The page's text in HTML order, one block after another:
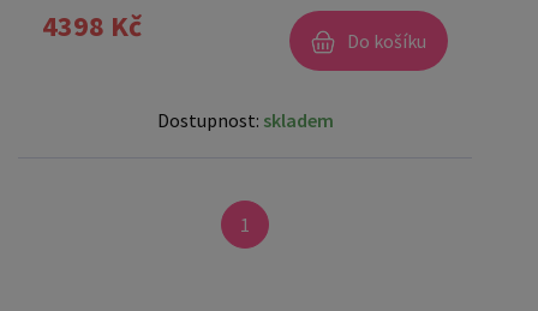
4398 Kč Do košíku
Dostupnost: skladem
1